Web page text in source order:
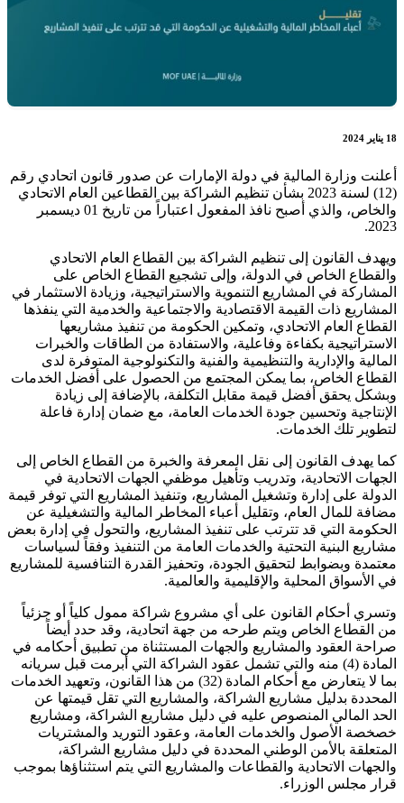
18 يناير 2024
أعلنت وزارة المالية في دولة الإمارات عن صدور قانون اتحادي رقم
(12) لسنة 2023 بشأن تنظيم الشراكة بين القطاعين العام الاتحادي
والخاص، والذي أصبح نافذ المفعول اعتباراً من تاريخ 01 ديسمبر
2023.
ويهدف القانون إلى تنظيم الشراكة بين القطاع العام الاتحادي
والقطاع الخاص في الدولة، وإلى تشجيع القطاع الخاص على
المشاركة في المشاريع التنموية والاستراتيجية، وزيادة الاستثمار في
المشاريع ذات القيمة الاقتصادية والاجتماعية والخدمية التي ينفذها
القطاع العام الاتحادي، وتمكين الحكومة من تنفيذ مشاريعها
الاستراتيجية بكفاءة وفاعلية، والاستفادة من الطاقات والخبرات
المالية والإدارية والتنظيمية والفنية والتكنولوجية المتوفرة لدى
القطاع الخاص، بما يمكن المجتمع من الحصول على أفضل الخدمات
وبشكل يحقق أفضل قيمة مقابل التكلفة، بالإضافة إلى زيادة
الإنتاجية وتحسين جودة الخدمات العامة، مع ضمان إدارة فاعلة
لتطوير تلك الخدمات.
كما يهدف القانون إلى نقل المعرفة والخبرة من القطاع الخاص إلى
الجهات الاتحادية، وتدريب وتأهيل موظفي الجهات الاتحادية في
الدولة على إدارة وتشغيل المشاريع، وتنفيذ المشاريع التي توفر قيمة
مضافة للمال العام، وتقليل أعباء المخاطر المالية والتشغيلية عن
الحكومة التي قد تترتب على تنفيذ المشاريع، والتحول في إدارة بعض
مشاريع البنية التحتية والخدمات العامة من التنفيذ وفقاً لسياسات
معتمدة وبضوابط لتحقيق الجودة، وتحفيز القدرة التنافسية للمشاريع
في الأسواق المحلية والإقليمية والعالمية.
وتسري أحكام القانون على أي مشروع شراكة ممول كلياً أو جزئياً
من القطاع الخاص ويتم طرحه من جهة اتحادية، وقد حدد أيضاً
صراحة العقود والمشاريع والجهات المستثناة من تطبيق أحكامه في
المادة (4) منه والتي تشمل عقود الشراكة التي أبرمت قبل سريانه
بما لا يتعارض مع أحكام المادة (32) من هذا القانون، وتعهيد الخدمات
المحددة بدليل مشاريع الشراكة، والمشاريع التي تقل قيمتها عن
الحد المالي المنصوص عليه في دليل مشاريع الشراكة، ومشاريع
خصخصة الأصول والخدمات العامة، وعقود التوريد والمشتريات
المتعلقة بالأمن الوطني المحددة في دليل مشاريع الشراكة،
والجهات الاتحادية والقطاعات والمشاريع التي يتم استثناؤها بموجب
قرار مجلس الوزراء.